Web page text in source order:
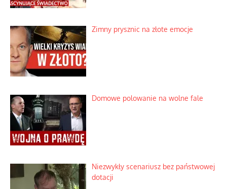
Zimny prysznic na złote emocje
Domowe polowanie na wolne fale
Niezwykły scenariusz bez państwowej
dotacji